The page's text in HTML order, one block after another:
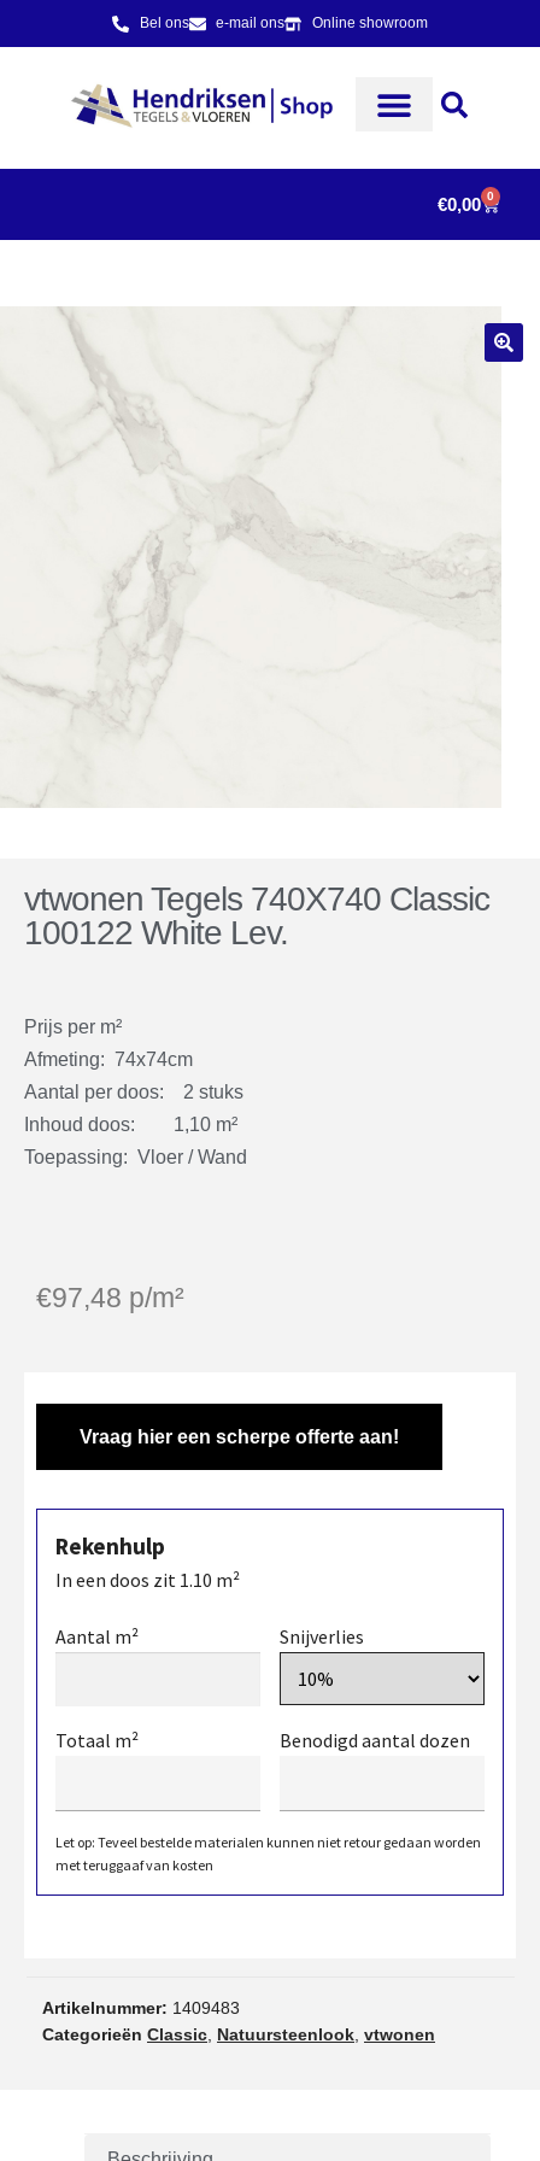
Bel ons e-mail ons Online showroom
€0,00 0
vtwonen Tegels 740X740 Classic
100122 White Lev.
Prijs per m²
Afmeting: 74x74cm
Aantal per doos: 2 stuks
Inhoud doos: 1,10 m²
Toepassing: Vloer / Wand
€97,48 p/m²
Vraag hier een scherpe offerte aan!
Rekenhulp
In een doos zit 1.10 m²
Aantal m² Snijverlies
Totaal m² Benodigd aantal dozen
Let op: Teveel bestelde materialen kunnen niet retour gedaan worden
met teruggaaf van kosten
Artikelnummer: 1409483
Categorieën Classic Natuursteenlook vtwonen